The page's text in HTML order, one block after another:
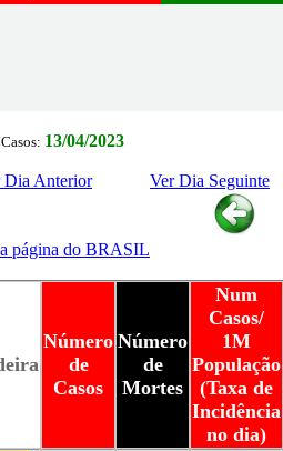
13/04/2023
Dia Anterior Ver Dia Seguinte
página do BRASIL
Número
de
Casos
Número
de
Mortes
Num
Casos/
1M
População
(Taxa de
Incidência
no dia)